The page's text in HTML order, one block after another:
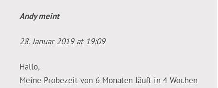
Andymeint
28. Januar 2019 at 19:09
Hallo,
Meine Probezeit von 6 Monaten läuft in 4 Wochen